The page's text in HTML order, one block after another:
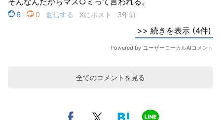
全てのコメントを見る